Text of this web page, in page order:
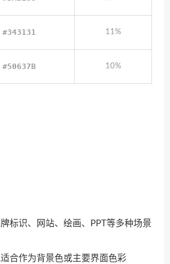
#343131 11%
#50637B 10%
标识、网站、绘画、PPT等多种场景
合作为背景色或主要界面色彩